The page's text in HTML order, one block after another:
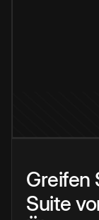
Greifen
Suite